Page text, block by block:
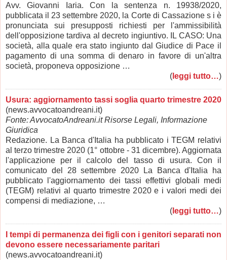
Avv. Giovanni Iaria. Con la sentenza n. 19938/2020,
pubblicata il 23 settembre 2020, la Corte di Cassazione s i è
pronunciata sui presupposti richiesti per l'ammissibilità
dell'opposizione tardiva al decreto ingiuntivo. IL CASO: Una
società, alla quale era stato ingiunto dal Giudice di Pace il
pagamento di una somma di denaro in favore di un'altra
società, proponeva opposizione …
( leggi tutto…)
Usura: aggiornamento tassi soglia quarto trimestre 2020
(news.avvocatoandreani.it)
Fonte: AvvocatoAndreani.it Risorse Legali, Informazione
Giuridica
Redazione. La Banca d'Italia ha pubblicato i TEGM relativi
al terzo trimestre 2020 (1° ottobre - 31 dicembre). Aggiornata
l'applicazione per il calcolo del tasso di usura. Con il
comunicato del 28 settembre 2020 La Banca d'Italia ha
pubblicato l'aggiornamento dei tassi effettivi globali medi
(TEGM) relativi al quarto trimestre 2020 e i valori medi dei
compensi di mediazione, …
( leggi tutto…)
I tempi di permanenza dei figli con i genitori separati non
devono essere necessariamente paritari
(news.avvocatoandreani.it)